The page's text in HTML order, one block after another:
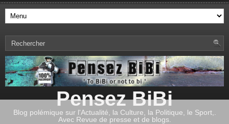
Pensez BiBi
Blog polémique sur l'Actualité, la Culture, la Politique, le Sport,.
Avec Revue de presse et de blogs.